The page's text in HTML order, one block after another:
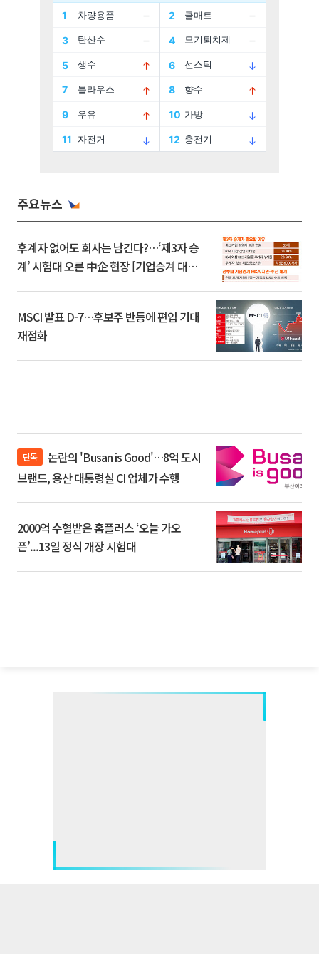
주요뉴스
후계자 없어도 회사는 남긴다?…‘제3자 승
계’ 시험대 오른 中企 현장 [기업승계 대전
MSCI 발표 D-7…후보주 반등에 편입 기대
재점화
단독
브랜드, 용산 대통령실 CI 업체가 수행
2000억 수혈받은 홈플러스 ‘오늘 가오
픈’...13일 정식 개장 시험대